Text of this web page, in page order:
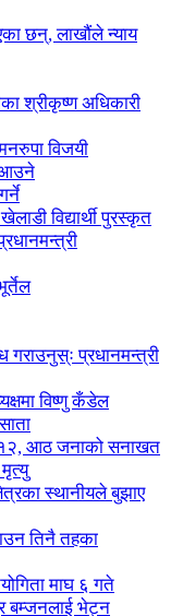
छन्, लाखौंले न्याय
श्रीकृष्ण अधिकारी
विजयी
आउने
विद्यार्थी पुरस्कृत
गराउनुस्ः प्रधानमन्त्री
विष्णु कँडेल
१२, आठ जनाको सनाखत
स्थानीयले बुझाए
तिनै तहका
माघ ६ गते
बम्जनलाई भेट्न